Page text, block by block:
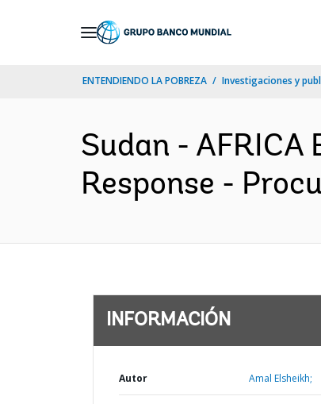
ENTENDIENDO LA POBREZA Investigaciones y
Sudan - AFRICA
Response -
INFORMACIÓN
Autor Amal Elsheikh;